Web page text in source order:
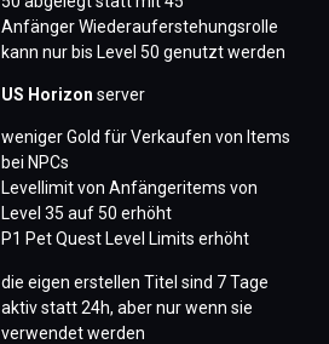
Anfänger Wiederauferstehungsrolle
kann nur bis Level 50 genutzt werden
US Horizon server
weniger Gold für Verkaufen von Items
bei NPCs
Levellimit von Anfängeritems von
Level 35 auf 50 erhöht
P1 Pet Quest Level Limits erhöht
die eigen erstellen Titel sind 7 Tage
aktiv statt 24h, aber nur wenn sie
verwendet werden